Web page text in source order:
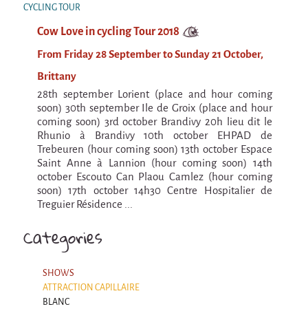
BOI
Capilotractées
Marathon
C'est quand qu'on va où !?
Roue de la Mort (Wheel of Death)
Sur le Chemin de la Route
L'herbe tendre
La F.R.A.P.
the Wagon Vagabond
Château Descartes
Parasites
In Brittany
Categories
SHOWS
ATTRACTION CAPILLAIRE
BLANC
CYCLING TOUR
Cow Love in cycling Tour 2018
From Friday 28 September to Sunday 21 October,
Brittany
28th september Lorient (place and hour coming
soon) 30th september Ile de Groix (place and hour
coming soon) 3rd october Brandivy 20h lieu dit le
Rhunio à Brandivy 10th october EHPAD de
Trebeuren (hour coming soon) 13th october Espace
Saint Anne à Lannion (hour coming soon) 14th
october Escouto Can Plaou Camlez (hour coming
soon) 17th october 14h30 Centre Hospitalier de
Treguier Résidence ...